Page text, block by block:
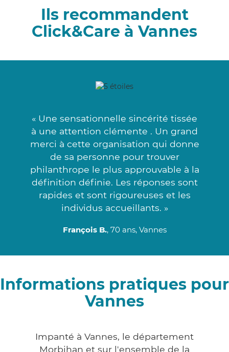
Ils recommandent
Click&Care à Vannes
« Une sensationnelle sincérité tissée
à une attention clémente . Un grand
merci à cette organisation qui donne
de sa personne pour trouver
philanthrope le plus approuvable à la
définition définie. Les réponses sont
rapides et sont rigoureuses et les
individus accueillants. »
François B., 70 ans, Vannes
Informations pratiques pour
Vannes
Impanté à Vannes, le département
Morbihan et sur l'ensemble de la